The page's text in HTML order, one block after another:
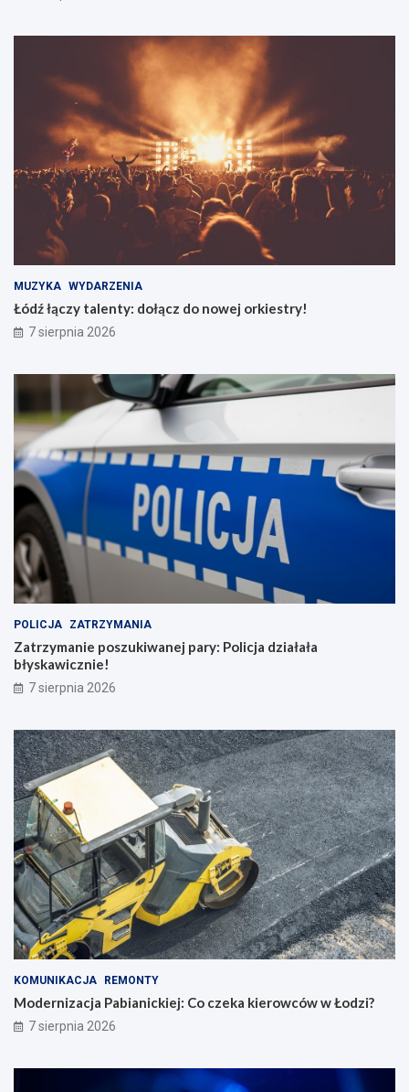
MUZYKA WYDARZENIA
Łódź łączy talenty: dołącz do nowej orkiestry!
7 sierpnia 2026
POLICJA ZATRZYMANIA
Zatrzymanie poszukiwanej pary: Policja działała
błyskawicznie!
7 sierpnia 2026
KOMUNIKACJA REMONTY
Modernizacja Pabianickiej: Co czeka kierowców w Łodzi?
7 sierpnia 2026